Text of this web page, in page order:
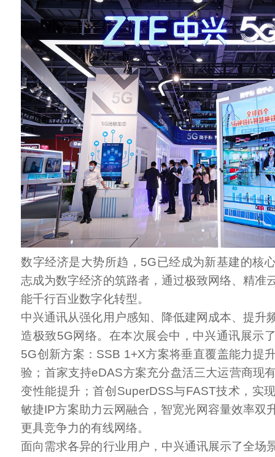
数字经济是大势所趋，5G已经成为新基建的核
志成为数字经济的筑路者，通过极致网络、精准
能千行百业数字化转型。
中兴通讯从强化用户感知、降低建网成本、提升
造极致5G网络。在本次展会中，中兴通讯展示
5G创新方案：SSB 1+X方案将垂直覆盖能力提
验；首家支持eDAS方案充分盘活三大运营商现
变性能提升；首创SuperDSS与FAST技术，实
敏捷IP方案助力云网融合，智宽光网容量效率双
更具竞争力的有线网络。
面向需求各异的行业用户，中兴通讯展示了全场